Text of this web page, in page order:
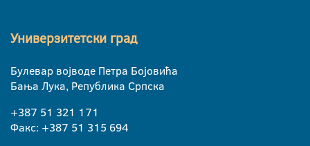
Универзитетски град
Булевар војводе Петра Бојовића
Бања Лука, Република Српска
+387 51 321 171
Факс: +387 51 315 694